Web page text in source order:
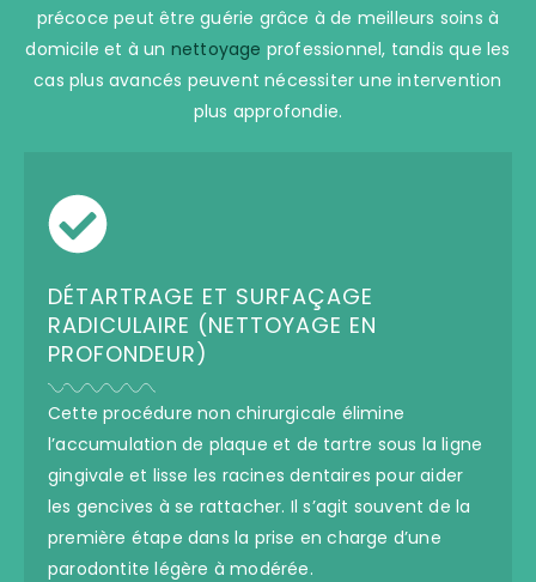
précoce peut être guérie grâce à de meilleurs soins à
domicile et à un nettoyage professionnel, tandis que les
cas plus avancés peuvent nécessiter une intervention
plus approfondie.
DÉTARTRAGE ET SURFAÇAGE
RADICULAIRE (NETTOYAGE EN
PROFONDEUR)
Cette procédure non chirurgicale élimine
l’accumulation de plaque et de tartre sous la ligne
gingivale et lisse les racines dentaires pour aider
les gencives à se rattacher. Il s’agit souvent de la
première étape dans la prise en charge d’une
parodontite légère à modérée.